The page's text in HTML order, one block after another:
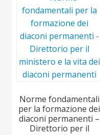
Norme fondamentali
per la formazione dei
diaconi permanenti –
Direttorio per il